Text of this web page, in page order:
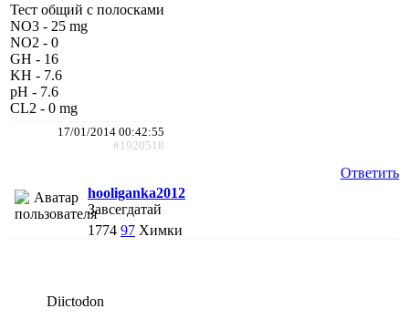
Тест общий с полосками
NO3 - 25 mg
NO2 - 0
GH - 16
KH - 7.6
pH - 7.6
CL2 - 0 mg
17/01/2014 00:42:55
#1920518
Ответить
hooliganka2012
Завсегдатай
1774 97 Химки
Diictodon